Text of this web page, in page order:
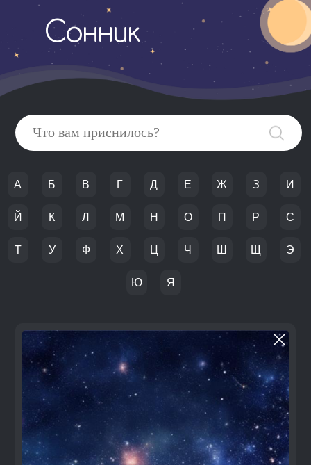
Сонник
А Б В Г Д Е Ж З И
Й К Л М Н О П Р С
Т У Ф Х Ц Ч Ш Щ Э
Ю Я